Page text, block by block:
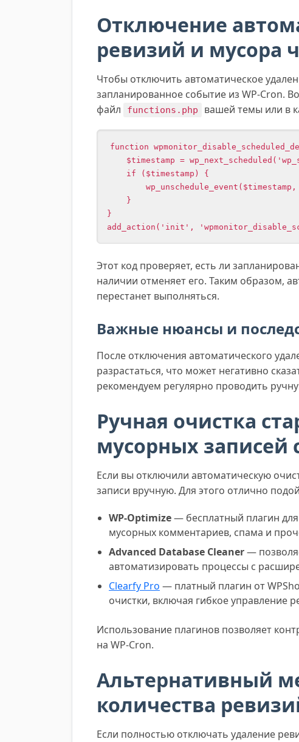
Отключение
ревизий и мусора
Чтобы отключить автоматическое
запланированное событие из WP-Cron.
файл
functions.php вашей темы или в
function
}
Этот код проверяет, есть ли
наличии отменяет его. Таким образом,
перестанет выполняться.
Важные нюансы и
После отключения автоматического
разрастаться, что может негативно
рекомендуем регулярно проводить
Ручная очистка
мусорных
Если вы отключили автоматическую
записи вручную. Для этого отлично
WP-Optimize— бесплатный плагин
мусорных комментариев, спама и
Advanced Database Cleaner—
автоматизировать процессы с
Clearfy Pro — платный плагин от
очистки, включая гибкое управление
Использование плагинов позволяет
на WP-Cron.
Альтернативный
количества
Если полностью отключать удаление